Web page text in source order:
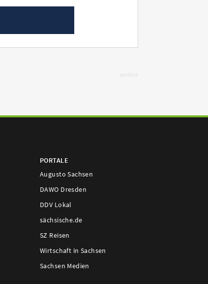
PORTALE
Augusto Sachsen
DAWO Dresden
DDV Lokal
sächsische.de
SZ Reisen
Wirtschaft in Sachsen
Sachsen Medien